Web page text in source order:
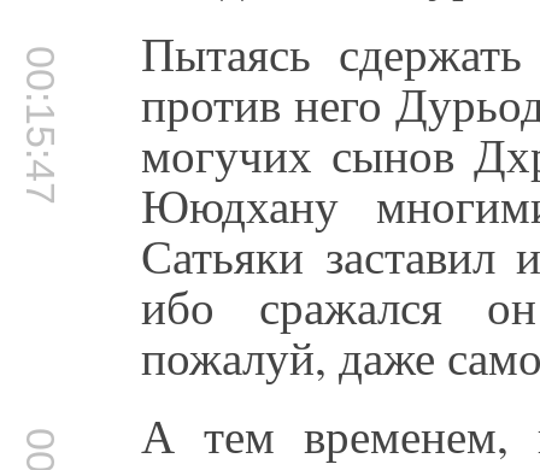
00:15:47 Пытаясь
против него
могучих сынов
Ююдхану
Сатьяки заставил
ибо сражался
пожалуй, даже
А тем временем,